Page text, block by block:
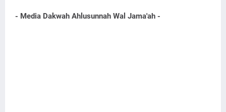
- Media Dakwah Ahlusunnah Wal Jama'ah -